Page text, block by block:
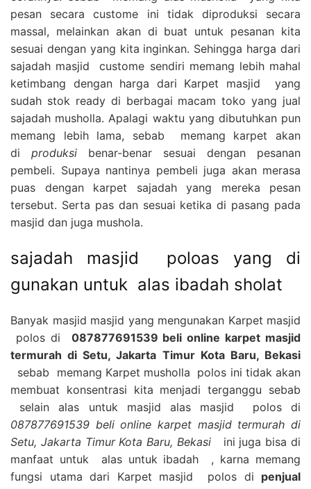
pesan secara custome ini tidak diproduksi secara
massal, melainkan akan di buat untuk pesanan kita
sesuai dengan yang kita inginkan. Sehingga harga dari
sajadah masjid custome sendiri memang lebih mahal
ketimbang dengan harga dari Karpet masjid yang
sudah stok ready di berbagai macam toko yang jual
sajadah musholla. Apalagi waktu yang dibutuhkan pun
memang lebih lama, sebab memang karpet akan
di produksi benar-benar sesuai dengan pesanan
pembeli. Supaya nantinya pembeli juga akan merasa
puas dengan karpet sajadah yang mereka pesan
tersebut. Serta pas dan sesuai ketika di pasang pada
masjid dan juga mushola.
sajadah masjid poloas yang di
gunakan untuk alas ibadah sholat
Banyak masjid masjid yang mengunakan Karpet masjid
polos di 087877691539 beli online karpet masjid
termurah di Setu, Jakarta Timur Kota Baru, Bekasi
sebab memang Karpet musholla polos ini tidak akan
membuat konsentrasi kita menjadi terganggu sebab
selain alas untuk masjid alas masjid polos di
087877691539 beli online karpet masjid termurah di
Setu, Jakarta Timur Kota Baru, Bekasi ini juga bisa di
manfaat untuk alas untuk ibadah , karna memang
fungsi utama dari Karpet masjid polos di penjual